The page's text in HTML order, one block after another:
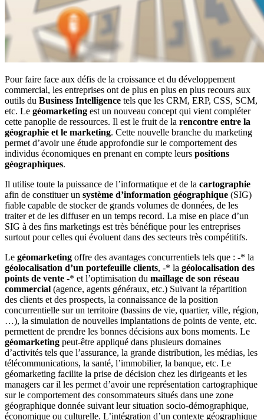
Pour faire face aux défis de la croissance et du développement
commercial, les entreprises ont de plus en plus en plus recours aux
outils du Business Intelligence tels que les CRM, ERP, CSS, SCM,
etc. Le géomarketing est un nouveau concept qui vient compléter
cette panoplie de ressources. Il est le fruit de la rencontre entre la
géographie et le marketing. Cette nouvelle branche du marketing
permet d’avoir une étude approfondie sur le comportement des
individus économiques en prenant en compte leurs positions
géographiques.
Il utilise toute la puissance de l’informatique et de la cartographie
afin de constituer un système d’information géographique (SIG)
fiable capable de stocker de grands volumes de données, de les
traiter et de les diffuser en un temps record. La mise en place d’un
SIG à des fins marketings est très bénéfique pour les entreprises
surtout pour celles qui évoluent dans des secteurs très compétitifs.
Le géomarketing offre des avantages concurrentiels tels que : -* la
géolocalisation d’un portefeuille clients, -* la géolocalisation des
points de vente -* et l’optimisation du maillage de son réseau
commercial (agence, agents généraux, etc.) Suivant la répartition
des clients et des prospects, la connaissance de la position
concurrentielle sur un territoire (bassins de vie, quartier, ville, région,
…), la simulation de nouvelles implantations de points de vente, etc.
permettent de prendre les bonnes décisions aux bons moments. Le
géomarketing peut-être appliqué dans plusieurs domaines
d’activités tels que l’assurance, la grande distribution, les médias, les
télécommunications, la santé, l’immobilier, la banque, etc. Le
géomarketing facilite la prise de décision chez les dirigeants et les
managers car il les permet d’avoir une représentation cartographique
sur le comportement des consommateurs situés dans une zone
géographique donnée suivant leur situation socio-démographique,
économique ou culturelle. L’intégration d’un contexte géographique